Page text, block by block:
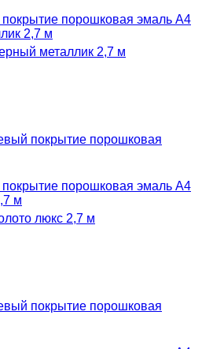
порошковая эмаль А4
2,7 м
порошковая эмаль А4
м